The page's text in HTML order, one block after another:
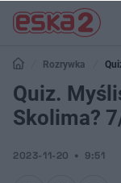
Rozrywka
Quiz.
Skolima?
2023-11-20 9:51